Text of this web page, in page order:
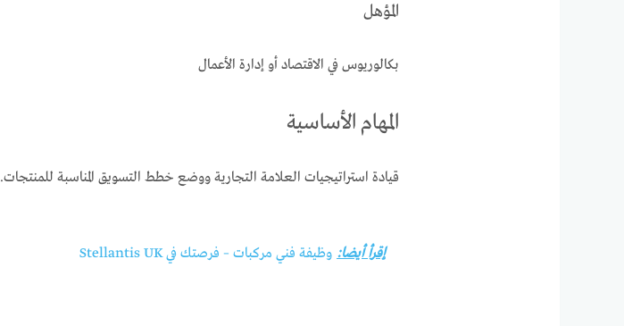
المؤهل
بكالوريوس في الاقتصاد أو إدارة الأعمال
المهام الأساسية
قيادة استراتيجيات العلامة التجارية ووضع خطط التسويق المناسبة للمنتجات.
إقرأ أيضا: وظيفة فني مركبات – فرصتك في Stellantis UK